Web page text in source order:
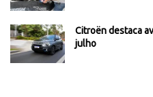
Citroën destaca
julho